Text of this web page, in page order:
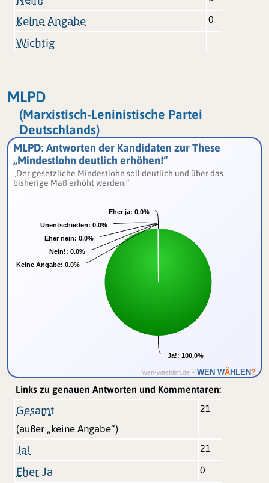
Keine Angabe 0
Wichtig
MLPD
(Marxistisch-Leninistische Partei
Deutschlands)
Ja!: 100.0%
Ja!: 100.0%
Eher ja: 0.0%
Eher ja: 0.0%
Unentschieden: 0.0%
Unentschieden: 0.0%
Eher nein: 0.0%
Eher nein: 0.0%
Nein!: 0.0%
Nein!: 0.0%
Keine Angabe: 0.0%
Keine Angabe: 0.0%
wen-waehlen.de – WEN WÄHLEN?
MLPD: Antworten der Kandidaten zur These
„Mindestlohn deutlich erhöhen!“
„Der gesetzliche Mindestlohn soll deutlich und über das
bisherige Maß erhöht werden.“
Links zu genauen Antworten und Kommentaren:
Gesamt
(außer „keine Angabe“)
21
Ja! 21
Eher Ja 0